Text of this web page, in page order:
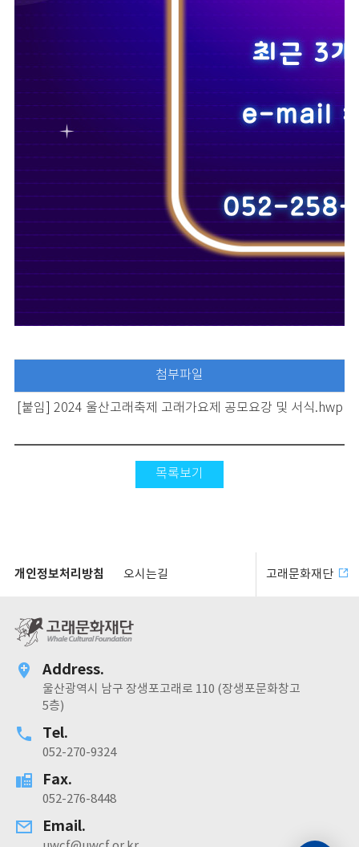
첨부파일
[붙임] 2024 울산고래축제 고래가요제 공모요강 및 서식.hwp
목록보기
개인정보처리방침 오시는길 고래문화재단
Address.
울산광역시 남구 장생포고래로 110 (장생포문화창고
5층)
Tel.
052-270-9324
Fax.
052-276-8448
Email.